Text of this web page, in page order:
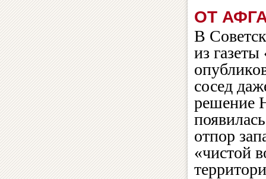
ОТ
В
из
сосед
решение
отпор
«чистой